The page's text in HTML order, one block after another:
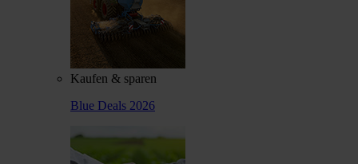
Kaufen & sparen
Blue Deals 2026